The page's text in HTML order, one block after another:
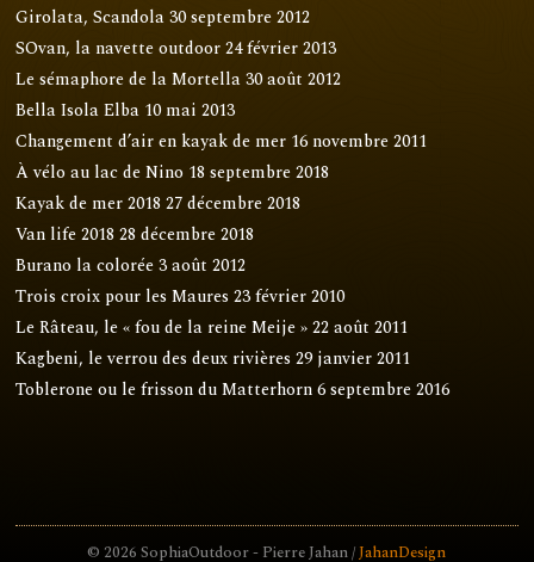
Girolata, Scandola30 septembre 2012
SOvan, la navette outdoor24 février 2013
Le sémaphore de la Mortella30 août 2012
Bella Isola Elba 10 mai 2013
Changement d’air en kayak de mer 16 novembre 2011
À vélo au lac de Nino 18 septembre 2018
Kayak de mer 2018 27 décembre 2018
Van life 2018 28 décembre 2018
Burano la colorée3 août 2012
Trois croix pour les Maures 23 février 2010
Le Râteau, le « fou de la reine Meije »22 août 2011
Kagbeni, le verrou des deux rivières 29 janvier 2011
Toblerone ou le frisson du Matterhorn6 septembre 2016
© 2026 SophiaOutdoor - Pierre Jahan /JahanDesign